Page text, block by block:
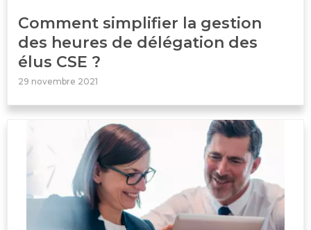
Comment simplifier la gestion
des heures de délégation des
élus CSE ?
29 novembre 2021